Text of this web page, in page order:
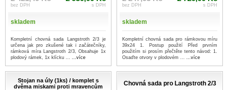
bez DPH s DPH
skladem
Kompletní chovná sada Langstroth 2/3 je
určena jak pro zkušené tak i začátečníky,
rámková míra Langstroth 2/3, Obsahuje 1x
plodový rámek, 1x klícku ... ...více
bez DPH s DPH
skladem
Kompletní chovná sada pro rámkovou míru
39x24 1. Postup použití Před prvním
použitím si prosím přečtěte tento návod: 1.
Osaďte otvory v plodovém ... ...více
Stojan na úly (1ks) / komplet s
dvěma miskami proti mravencům
Chovná sada pro Langstroth 2/3